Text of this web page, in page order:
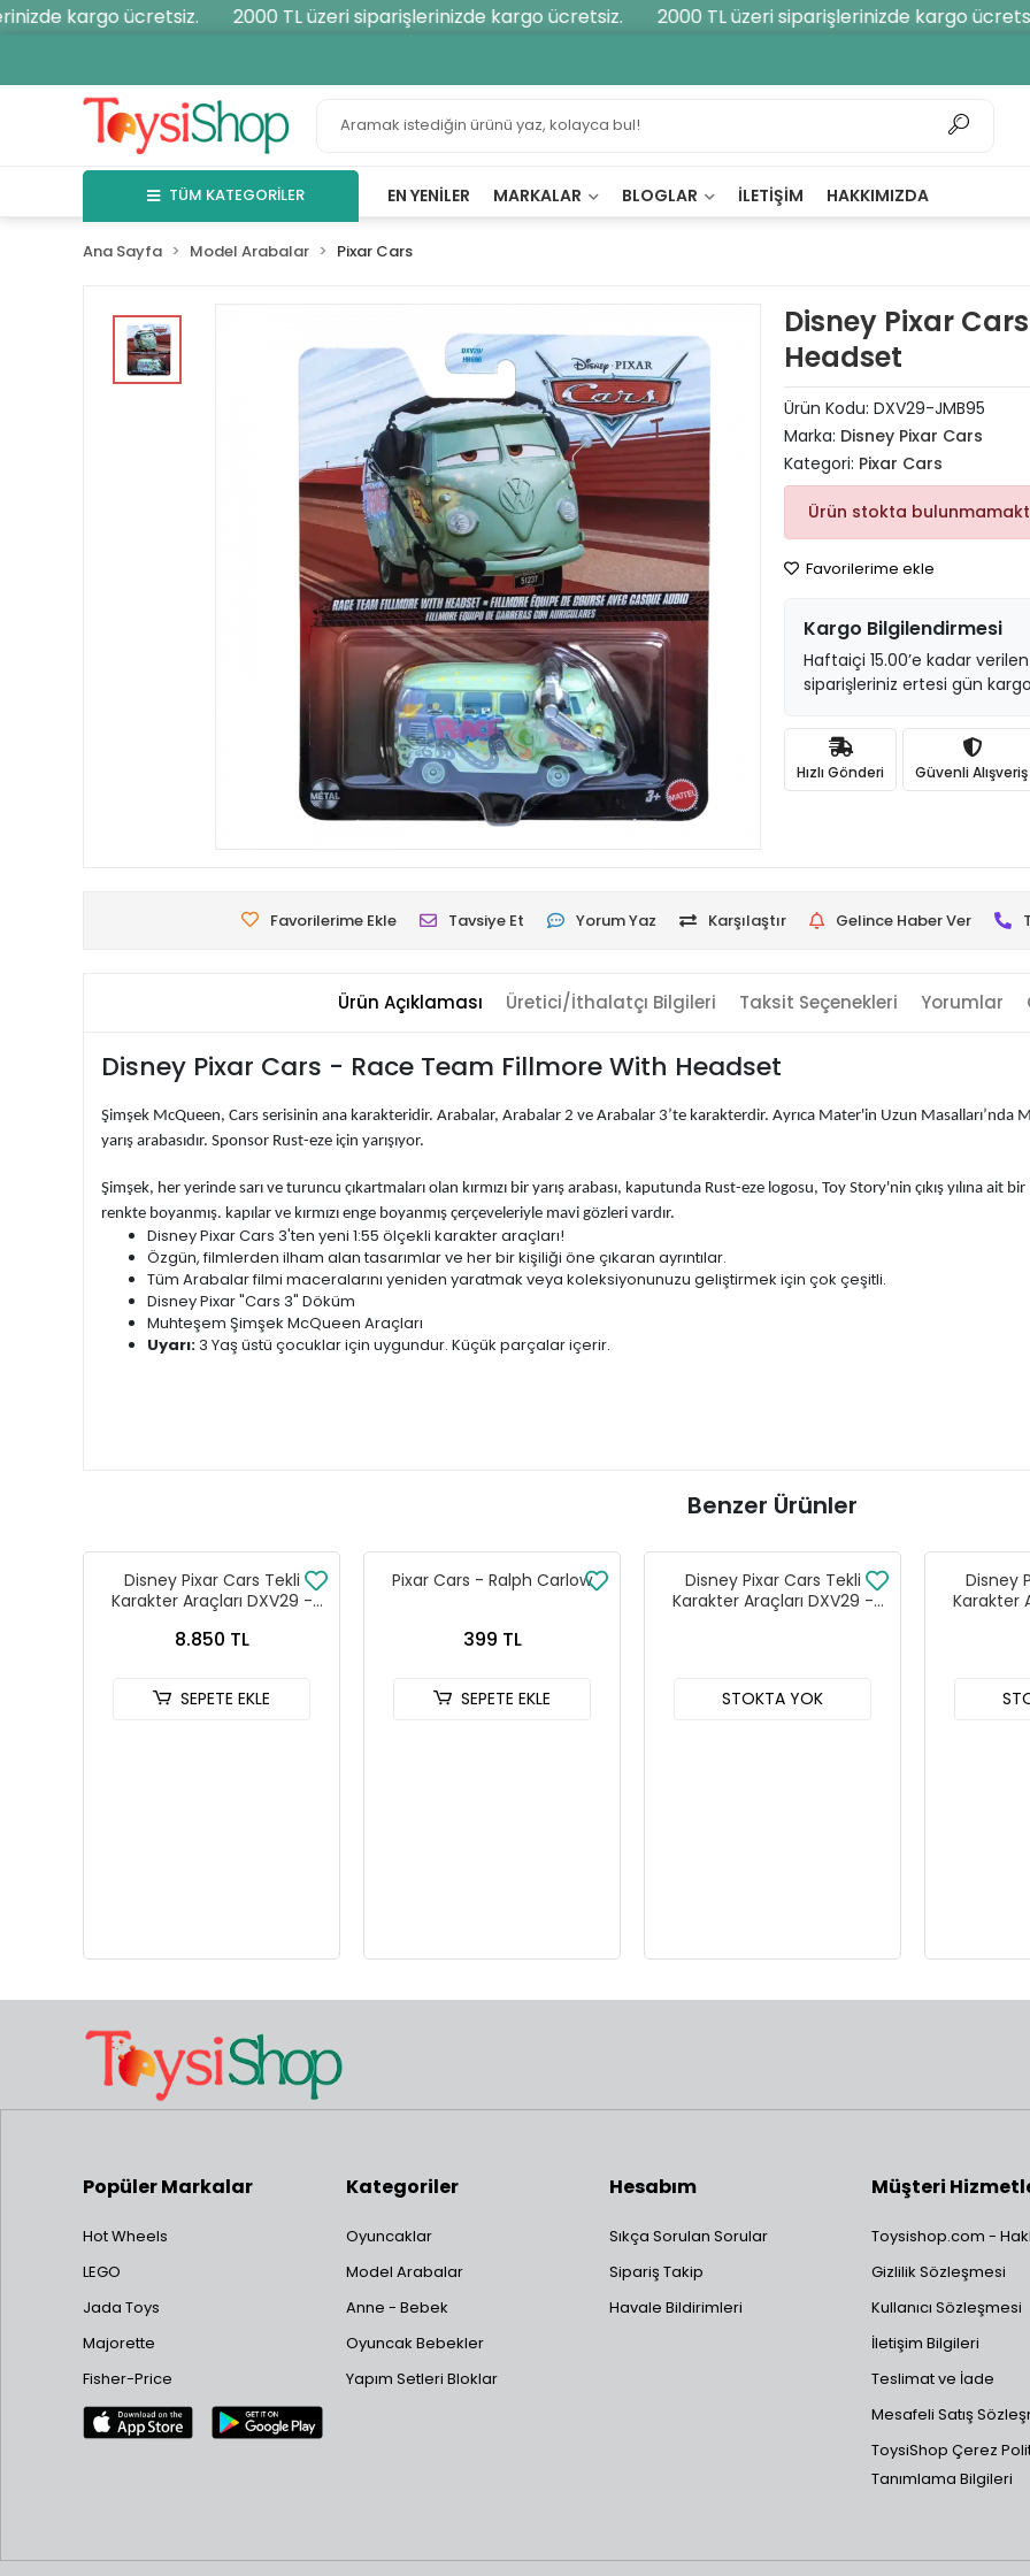
kargo ücretsiz. 2000 TL üzeri siparişlerinizde kargo ücretsiz. 2000 TL üzeri siparişlerinizde kargo ücretsiz.
TÜM KATEGORİLER EN YENILER MARKALAR BLOGLAR İLETIŞIM HAKKIMIZDA
Ana Sayfa Model Arabalar Pixar Cars
Disney Pixar
Headset
Ürün Kodu: DXV29-JMB95
Marka: Disney Pixar Cars
Kategori: Pixar Cars
Ürün stokta
Favorilerime ekle
Kargo Bilgilendirmesi
Haftaiçi 15.00’e kadar
siparişleriniz ertesi gün
Hızlı Gönderi Güvenli Alışveriş
Favorilerime Ekle Tavsiye Et Yorum Yaz Karşılaştır Gelince Haber Ver
Ürün Açıklaması Üretici/İthalatçı Bilgileri Taksit Seçenekleri Yorumlar
Disney Pixar Cars - Race Team Fillmore With Headset
Şimşek McQueen, Cars serisinin ana karakteridir. Arabalar, Arabalar 2 ve Arabalar 3’te karakterdir. Ayrıca Mater'in Uzun Masalları’nda
yarış arabasıdır. Sponsor Rust-eze için yarışıyor.
Şimşek, her yerinde sarı ve turuncu çıkartmaları olan kırmızı bir yarış arabası, kaputunda Rust-eze logosu, Toy Story'nin çıkış yılına ait
renkte boyanmış. kapılar ve kırmızı enge boyanmış çerçeveleriyle mavi gözleri vardır.
Disney Pixar Cars 3'ten yeni 1:55 ölçekli karakter araçları!
Özgün, filmlerden ilham alan tasarımlar ve her bir kişiliği öne çıkaran ayrıntılar.
Tüm Arabalar filmi maceralarını yeniden yaratmak veya koleksiyonunuzu geliştirmek için çok çeşitli.
Disney Pixar "Cars 3" Döküm
Muhteşem Şimşek McQueen Araçları
Uyarı:3 Yaş üstü çocuklar için uygundur. Küçük parçalar içerir.
Benzer Ürünler
Disney Pixar Cars Tekli
Karakter Araçları DXV29 -
8.850 TL
SEPETE EKLE
Pixar Cars - Ralph Carlow
399 TL
SEPETE EKLE
Disney Pixar Cars Tekli
Karakter Araçları DXV29 -
STOKTA YOK
Disney
Karakter
Popüler Markalar
Hot Wheels
LEGO
Jada Toys
Majorette
Fisher-Price
Kategoriler
Oyuncaklar
Model Arabalar
Anne - Bebek
Oyuncak Bebekler
Yapım Setleri Bloklar
Hesabım
Sıkça Sorulan Sorular
Sipariş Takip
Havale Bildirimleri
Müşteri
Toysishop.com -
Gizlilik Sözleşmesi
Kullanıcı Sözleşmesi
İletişim Bilgileri
Teslimat ve İade
Mesafeli Satış
ToysiShop Çerez
Tanımlama Bilgileri